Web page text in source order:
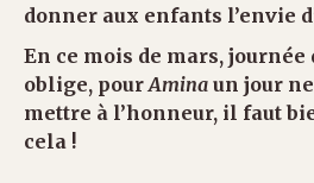
donner aux enfants l’envie
En ce mois de mars, journée
oblige, pour Amina un jour
mettre à l’honneur, il faut
cela !